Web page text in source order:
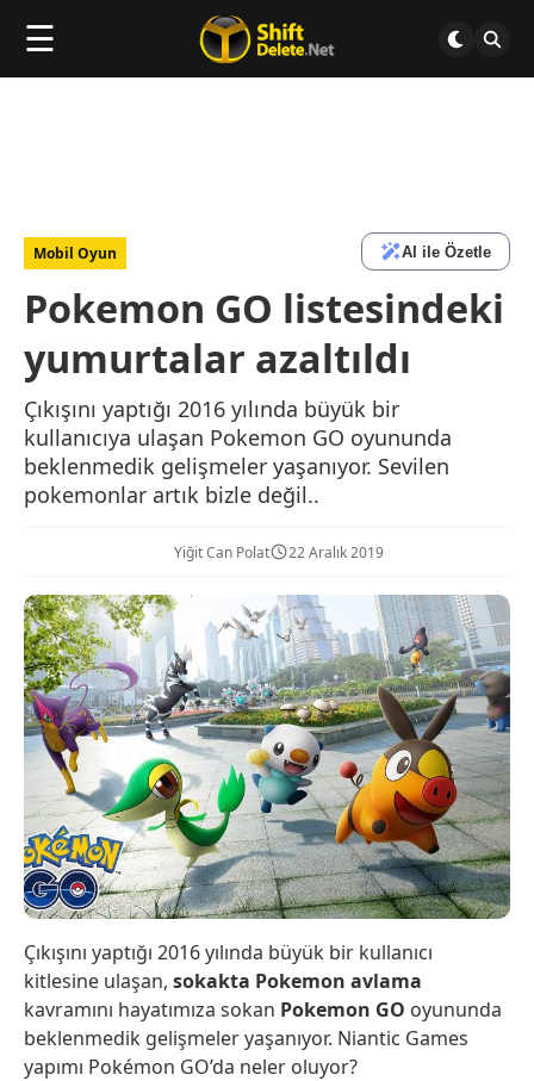
☰
Mobil Oyun AI ile Özetle
Pokemon GO listesindeki
yumurtalar azaltıldı
Çıkışını yaptığı 2016 yılında büyük bir
kullanıcıya ulaşan Pokemon GO oyununda
beklenmedik gelişmeler yaşanıyor. Sevilen
pokemonlar artık bizle değil..
Yiğit Can Polat 22 Aralık 2019
Çıkışını yaptığı 2016 yılında büyük bir kullanıcı
kitlesine ulaşan, sokakta Pokemon avlama
kavramını hayatımıza sokan Pokemon GO oyununda
beklenmedik gelişmeler yaşanıyor. Niantic Games
yapımı Pokémon GO’da neler oluyor?